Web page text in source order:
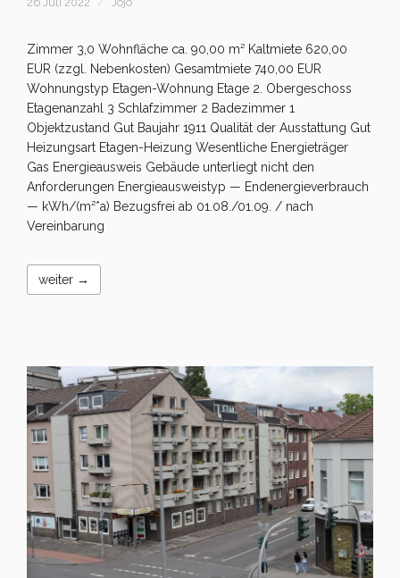
Zimmer 3,0 Wohnfläche ca. 90,00 m² Kaltmiete 620,00
EUR (zzgl. Nebenkosten) Gesamtmiete 740,00 EUR
Wohnungstyp Etagen-Wohnung Etage 2. Obergeschoss
Etagenanzahl 3 Schlafzimmer 2 Badezimmer 1
Objektzustand Gut Baujahr 1911 Qualität der Ausstattung Gut
Heizungsart Etagen-Heizung Wesentliche Energieträger
Gas Energieausweis Gebäude unterliegt nicht den
Anforderungen Energieausweistyp — Endenergieverbrauch
— kWh/(m²*a) Bezugsfrei ab 01.08./01.09. / nach
Vereinbarung
weiter →